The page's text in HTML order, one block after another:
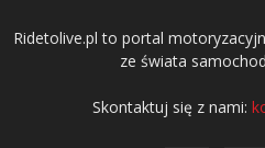
Ridetolive.pl to portal
ze świata
Skontaktuj się z nami: